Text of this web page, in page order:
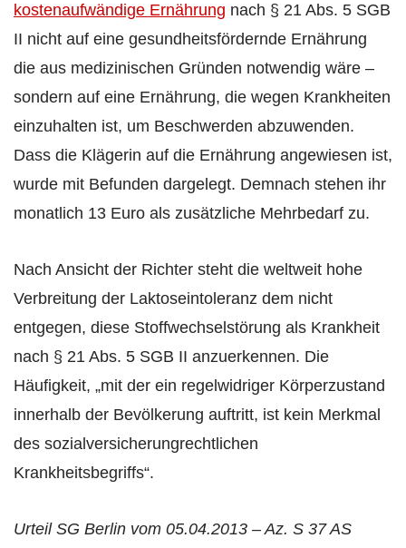
kostenaufwändige Ernährung nach § 21 Abs. 5 SGB
II nicht auf eine gesundheitsfördernde Ernährung
die aus medizinischen Gründen notwendig wäre –
sondern auf eine Ernährung, die wegen Krankheiten
einzuhalten ist, um Beschwerden abzuwenden.
Dass die Klägerin auf die Ernährung angewiesen ist,
wurde mit Befunden dargelegt. Demnach stehen ihr
monatlich 13 Euro als zusätzliche Mehrbedarf zu.
Nach Ansicht der Richter steht die weltweit hohe
Verbreitung der Laktoseintoleranz dem nicht
entgegen, diese Stoffwechselstörung als Krankheit
nach § 21 Abs. 5 SGB II anzuerkennen. Die
Häufigkeit, „mit der ein regelwidriger Körperzustand
innerhalb der Bevölkerung auftritt, ist kein Merkmal
des sozialversicherungrechtlichen
Krankheitsbegriffs“.
Urteil SG Berlin vom 05.04.2013 – Az. S 37 AS